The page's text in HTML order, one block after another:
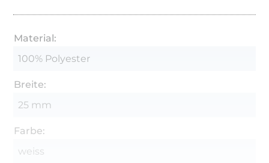
Material:
100% Polyester
Breite:
25 mm
Farbe:
weiss